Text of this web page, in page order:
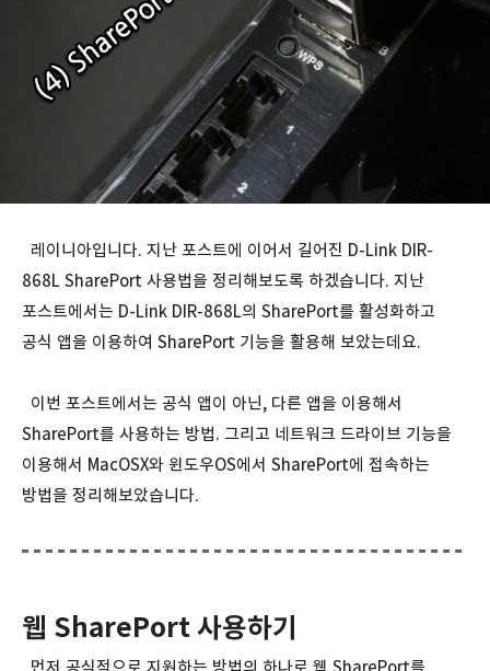
레이니아입니다. 지난 포스트에 이어서 길어진 D-Link DIR-
868L SharePort 사용법을 정리해보도록 하겠습니다. 지난
포스트에서는 D-Link DIR-868L의 SharePort를 활성화하고
공식 앱을 이용하여 SharePort 기능을 활용해 보았는데요.
이번 포스트에서는 공식 앱이 아닌, 다른 앱을 이용해서
SharePort를 사용하는 방법. 그리고 네트워크 드라이브 기능을
이용해서 MacOSX와 윈도우OS에서 SharePort에 접속하는
방법을 정리해보았습니다.
웹 SharePort 사용하기